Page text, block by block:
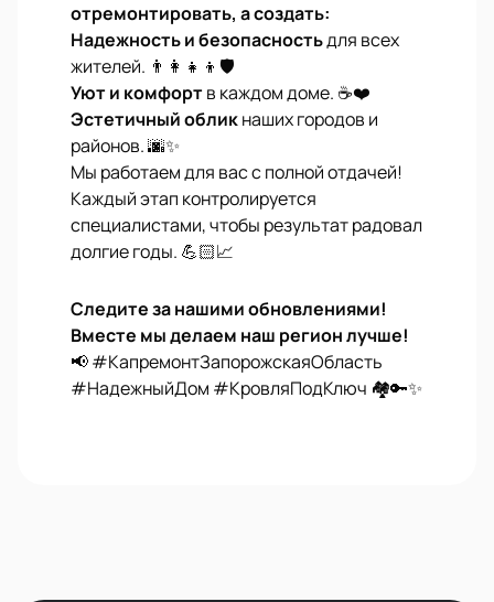
отремонтировать, а создать:
Надежность и безопасностьдля всех
жителей. 👨‍👩‍👧‍👦🛡️
Уют и комфортв каждом доме. ☕❤️
Эстетичный обликнаших городов и
районов. 🌆✨
Мы работаем для вас с полной отдачей!
Каждый этап контролируется
специалистами, чтобы результат радовал
долгие годы. 💪🏻📈
Следите за нашими обновлениями!
Вместе мы делаем наш регион лучше!
📢 #КапремонтЗапорожскаяОбласть
#НадежныйДом #КровляПодКлюч 🏘️🔑✨